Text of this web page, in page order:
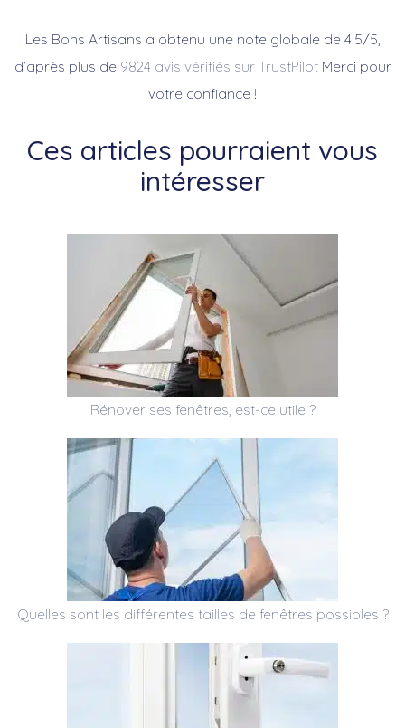
Les Bons Artisans a obtenu une note globale de 4.5/5,
d’après plus de 9824 avis vérifiés sur TrustPilotMerci pour
votre confiance !
Ces articles pourraient vous
intéresser
Rénover ses fenêtres, est-ce utile ?
Quelles sont les différentes tailles de fenêtres possibles ?